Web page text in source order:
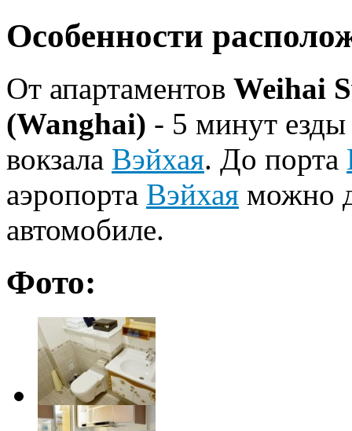
Особенности
От апартаментов Weihai
(Wanghai) - 5 минут
вокзала Вэйхая. До порта
аэропорта Вэйхая можно
автомобиле.
Фото: